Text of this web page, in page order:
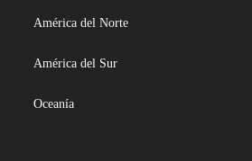
América del Norte
América del Sur
Oceanía